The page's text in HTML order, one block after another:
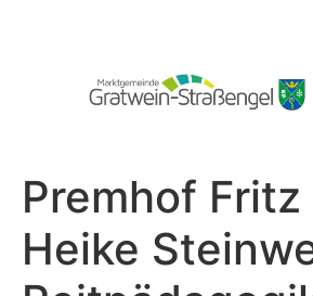
Premhof Fritz
Heike